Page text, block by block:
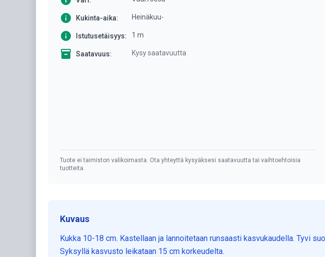
info Kukinta-aika: Heinäkuu-
info Istutusetäisyys: 1 m
inventory Saatavuus: Kysy saatavuutta
Tuote ei taimiston valikoimasta. Ota yhteyttä kysyäksesi saatavuutta tai vaihtoehtoisia
tuotteita.
Kuvaus
Kukka 10-18 cm. Kastellaan ja lannoitetaan runsaasti kasvukaudella. Tyvi
Syksyllä kasvusto leikataan 15 cm korkeudelta.